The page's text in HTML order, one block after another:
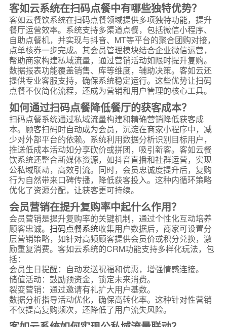
客如云系统在扫码点餐中有哪些独特优势？
客如云餐饮系统在扫码点餐领域提供多项独特功能，提升
餐厅运营效率。系统支持多渠道点餐，包括微信小程序、
自助点餐机，并实现与抖音、MT等平台的聚合团购对接，
点单核券一步完成。其会员管理模块结合企业微信运营，
帮助商家构建私域流量，通过营销活动如限时提升复购。
数据报表功能覆盖销售、库等维度，辅助决策。客如云还
提供专业客服支持，确保系统稳定运行。这些优势让扫码
点餐不仅简化流程，还成为营销和用户管理的核心工具。
如何通过扫码点餐降低餐厅的获客成本？
扫码点餐系统通过私域流量构建和精确营销降低获客成
本。顾客扫码时自动成为会员，沉淀在商家小程序中，减
少对外部平台的依赖。系统利用数据分析识别目标用户，
推送低成本活动如分享砍价或拼团，吸引新客。客如云餐
饮系统还整合新媒体资源，如抖音直播和社群运营，实现
公私域联动，高效引流。同时，会员忠诚度提升后，复购
行为自然带来口碑传播，降低获客投入。这种内循环策略
优化了资源分配，让获客更可持续。
会员营销在提升复购率中起什么作用？
会员营销是提升复购率的关键机制，通过个性化互动培养
顾客忠诚。 扫码点餐系统收集用户数据后，商家可设置分
层营销策略，如针对高频顾客提供会员价或积分兑换，激
励重复消费。客如云系统的CRM功能支持多样化玩法，包
括：
会员生日提醒：自动发送祝福和优惠，增强情感连接。
储值活动：鼓励预资金，锁定未来消费。
裂变营销：通过邀请有礼扩大用户基数。
数据分析指导活动优化，确保高转化率。这种针对性营销
不仅提高复购频次，还降低了用户流失风险。